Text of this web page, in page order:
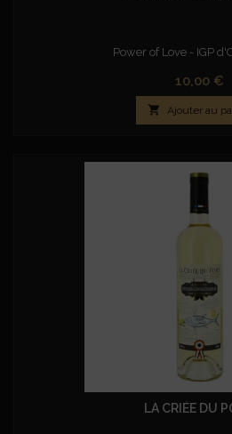
Power of Love - IGP
Prix
10,00 €
 Ajouter au
LA CRIÉE DU